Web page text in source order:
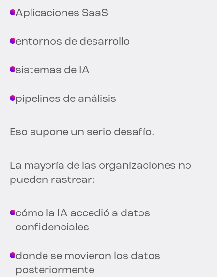
Aplicaciones SaaS
entornos de desarrollo
sistemas de IA
pipelines de análisis
Eso supone un serio desafío.
La mayoría de las organizaciones no
pueden rastrear:
cómo la IA accedió a datos
confidenciales
donde se movieron los datos
posteriormente